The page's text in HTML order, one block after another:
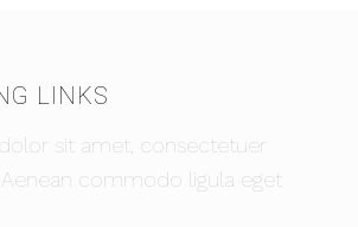
LINKS
sit amet, consectetuer
commodo ligula eget